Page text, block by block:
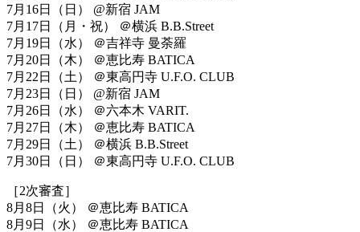
7月16日（日） @新宿 JAM
7月17日（月・祝） ＠横浜 B.B.Street
7月19日（水） ＠吉祥寺 曼荼羅
7月20日（木） ＠恵比寿 BATICA
7月22日（土） ＠東高円寺 U.F.O. CLUB
7月23日（日） @新宿 JAM
7月26日（水） ＠六本木 VARIT.
7月27日（木） ＠恵比寿 BATICA
7月29日（土） ＠横浜 B.B.Street
7月30日（日） ＠東高円寺 U.F.O. CLUB
［2次審査］
8月8日（火） ＠恵比寿 BATICA
8月9日（水） ＠恵比寿 BATICA